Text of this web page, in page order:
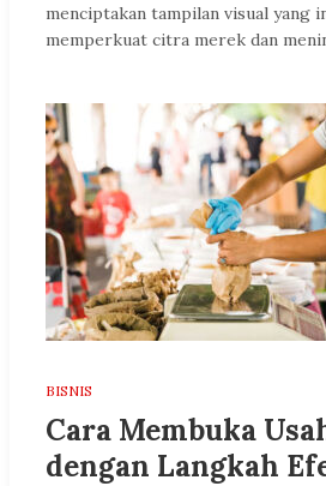
menciptakan tampilan visual yang
memperkuat citra merek dan
BISNIS
Cara Membuka
dengan Langkah